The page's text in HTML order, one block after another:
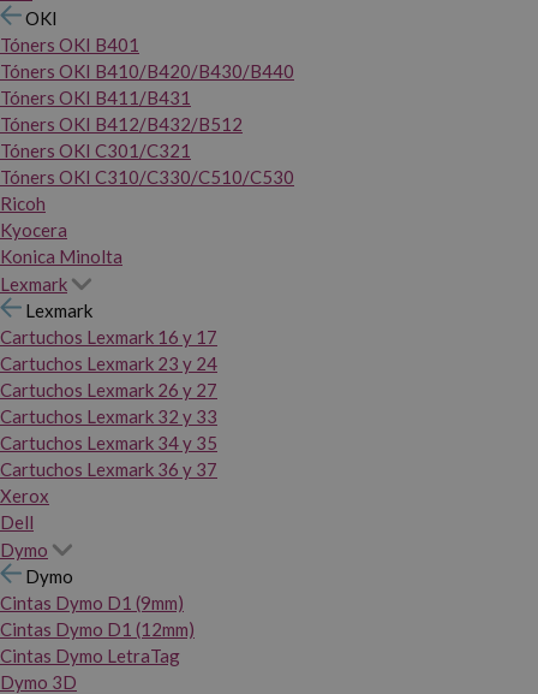
OKI
Tóners OKI B401
Tóners OKI B410/B420/B430/B440
Tóners OKI B411/B431
Tóners OKI B412/B432/B512
Tóners OKI C301/C321
Tóners OKI C310/C330/C510/C530
Ricoh
Kyocera
Konica Minolta
Lexmark
Lexmark
Cartuchos Lexmark 16 y 17
Cartuchos Lexmark 23 y 24
Cartuchos Lexmark 26 y 27
Cartuchos Lexmark 32 y 33
Cartuchos Lexmark 34 y 35
Cartuchos Lexmark 36 y 37
Xerox
Dell
Dymo
Dymo
Cintas Dymo D1 (9mm)
Cintas Dymo D1 (12mm)
Cintas Dymo LetraTag
Dymo 3D